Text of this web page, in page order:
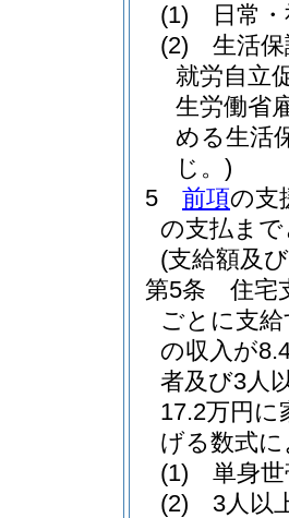
(1)
日常
(2)
生活
就労自立
生労働省
める生活
じ。)
5
前項の支
の支払ま
(支給額及
第5条
住宅
ごとに支
の収入が
者及び3人
17.2万円に
げる数式
(1)
単身
(2)
3人